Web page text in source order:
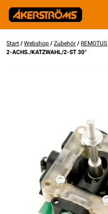
Start/Webshop/Zubehör/REMOTUS
2-ACHS./KATZWAHL/2-ST 30°